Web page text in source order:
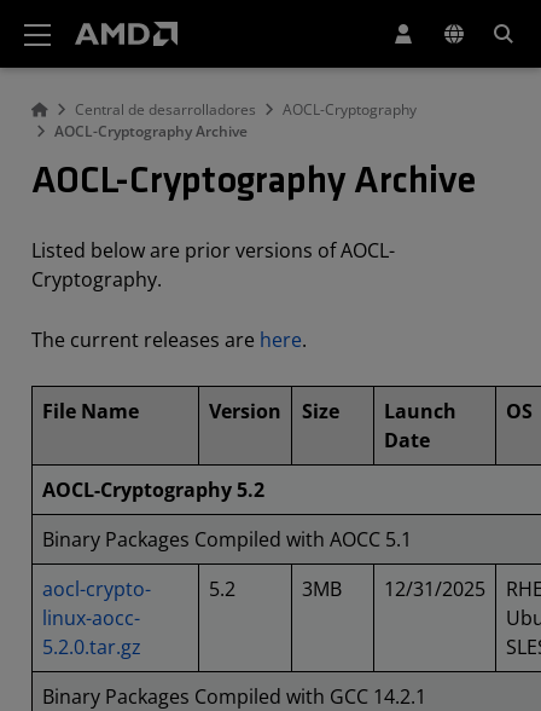
Central de desarrolladores
AOCL-Cryptography
AOCL-Cryptography Archive
AOCL-Cryptography Archive
Listed below are prior versions of AOCL-
Cryptography.
The current releases are here.
File Name Version Size
Launch
Date
OS
AOCL-Cryptography 5.2
Binary Packages Compiled with AOCC 5.1
aocl-crypto-
linux-aocc-
5.2.0.tar.gz
5.2 3MB 12/31/2025
Binary Packages Compiled with GCC 14.2.1